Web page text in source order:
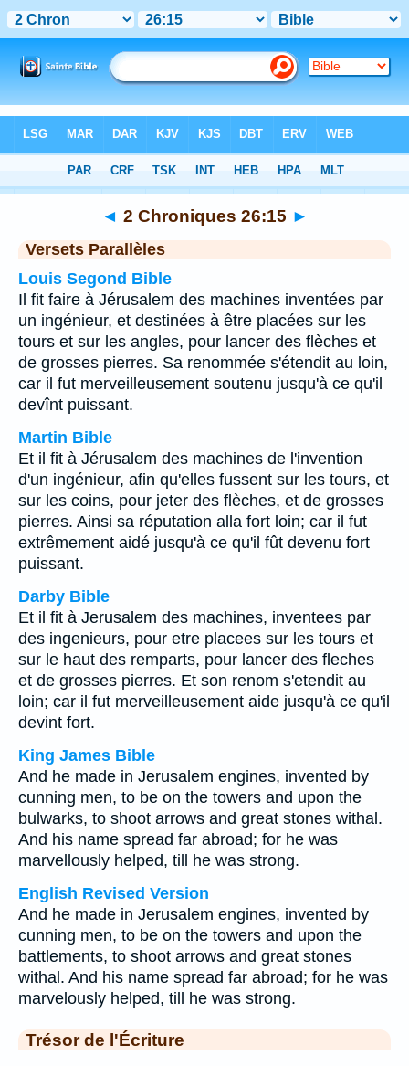
>Chapitre 26 > Verset 15
◄ 2 Chroniques 26:15 ►
Versets Parallèles
Louis Segond Bible
Il fit faire à Jérusalem des machines inventées par
un ingénieur, et destinées à être placées sur les
tours et sur les angles, pour lancer des flèches et
de grosses pierres. Sa renommée s'étendit au loin,
car il fut merveilleusement soutenu jusqu'à ce qu'il
devînt puissant.
Martin Bible
Et il fit à Jérusalem des machines de l'invention
d'un ingénieur, afin qu'elles fussent sur les tours, et
sur les coins, pour jeter des flèches, et de grosses
pierres. Ainsi sa réputation alla fort loin; car il fut
extrêmement aidé jusqu'à ce qu'il fût devenu fort
puissant.
Darby Bible
Et il fit à Jerusalem des machines, inventees par
des ingenieurs, pour etre placees sur les tours et
sur le haut des remparts, pour lancer des fleches
et de grosses pierres. Et son renom s'etendit au
loin; car il fut merveilleusement aide jusqu'à ce qu'il
devint fort.
King James Bible
And he made in Jerusalem engines, invented by
cunning men, to be on the towers and upon the
bulwarks, to shoot arrows and great stones withal.
And his name spread far abroad; for he was
marvellously helped, till he was strong.
English Revised Version
And he made in Jerusalem engines, invented by
cunning men, to be on the towers and upon the
battlements, to shoot arrows and great stones
withal. And his name spread far abroad; for he was
marvelously helped, till he was strong.
Trésor de l'Écriture